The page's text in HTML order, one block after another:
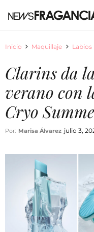
Inicio Maquillaje Labios
Clarins da
verano con
Cryo
Por: Marisa Álvarez julio 3,